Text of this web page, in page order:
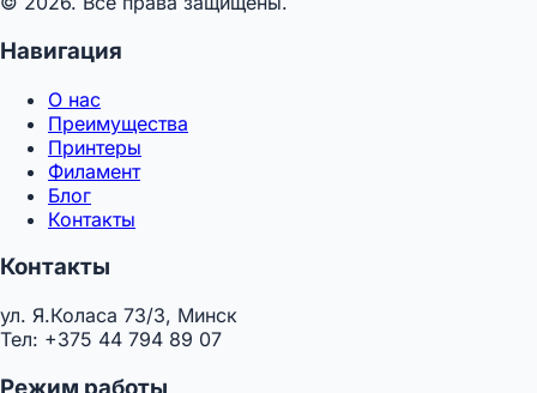
Навигация
О нас
Преимущества
Принтеры
Филамент
Блог
Контакты
Контакты
ул. Я.Коласа 73/3, Минск
Тел: +375 44 794 89 07